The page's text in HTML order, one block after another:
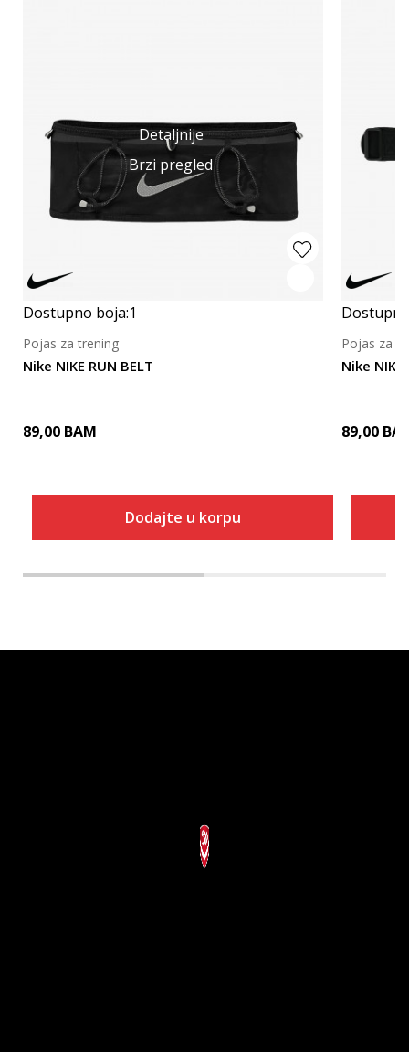
Detaljnije
Brzi pregled
Dostupno boja:1
Nike NIKE RUN BELT
Pojas za trening
89,00 BAM
Dodajte u korpu
Nike NIKE
Pojas za
89,00